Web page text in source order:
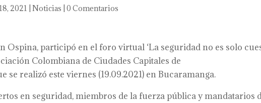
2021 |Noticias |0 Comentarios
Ospina, participó en el foro virtual ‘La seguridad no es solo
Colombiana de Ciudades Capitales de
se realizó este viernes (19.09.2021) en Bucaramanga.
en seguridad, miembros de la fuerza pública y mandatarios